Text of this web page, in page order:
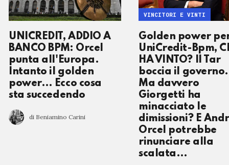
UNICREDIT, ADDIO A
BANCO BPM: Orcel
punta all'Europa.
Intanto il golden
power… Ecco cosa
sta succedendo
di Beniamino Carini
Golden power
UniCredit-Bpm,
HA VINTO? Il Tar
boccia il governo.
Ma davvero
Giorgetti ha
minacciato le
dimissioni? E
Orcel potrebbe
rinunciare alla
scalata…
VINCITORI E VINTI